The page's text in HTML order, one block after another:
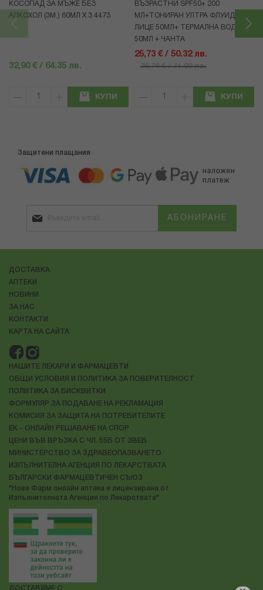
КОСОПАД ЗА МЪЖЕ БЕЗ
АЛКОХОЛ (3М.) 60МЛ X 3 4473
32,90 € / 64.35 лв.
КУПИ
ВЪЗРАСТНИ SPF50+ 200
МЛ+ТОНИРАН УЛТРА ФЛУИД ЗА
ЛИЦЕ 50МЛ+ ТЕРМАЛНА ВОДА
50МЛ + ЧАНТА
25,73 € / 50.32 лв.
36,76 € / 71.90 лв.
КУПИ
Защитени плащания
АБОНИРАНЕ
ДОСТАВКА
АПТЕКИ
НОВИНИ
ЗА НАС
КОНТАКТИ
КАРТА НА САЙТА
НАШИТЕ ЛЕКАРИ И ФАРМАЦЕВТИ
ОБЩИ УСЛОВИЯ И ПОЛИТИКА ЗА ПОВЕРИТЕЛНОСТ
ПОЛИТИКА ЗА БИСКВИТКИ
ФОРМУЛЯР ЗА ПОДАВАНЕ НА РЕКЛАМАЦИЯ
КОМИСИЯ ЗА ЗАЩИТА НА ПОТРЕБИТЕЛИТЕ
ЕК - ОНЛАЙН РЕШАВАНЕ НА СПОР
ЦЕНИ ВЪВ ВРЪЗКА С ЧЛ. 55Б ОТ ЗВЕБ
МИНИСТЕРСТВО ЗА ЗДРАВЕОПАЗВАНЕТО
ИЗПЪЛНИТЕЛНА АГЕНЦИЯ ПО ЛЕКАРСТВАТА
БЪЛГАРСКИ ФАРМАЦЕВТИЧЕН СЪЮЗ
"Нове Фарм онлайн аптека е лицензирана от
Изпълнителната Агенция по Лекарствата"
ДОСТАВЯМЕ С: